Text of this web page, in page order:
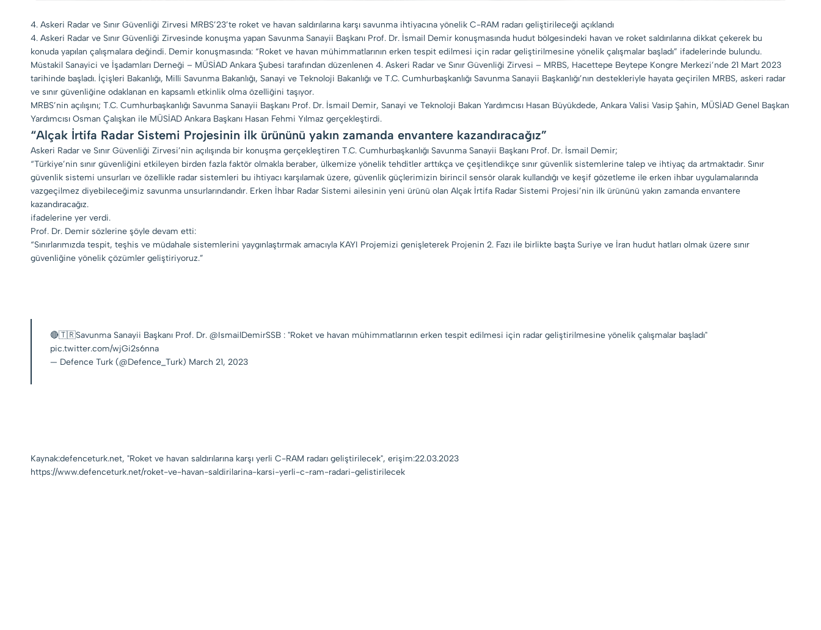
4. Askeri Radar ve Sınır Güvenliği Zirvesi MRBS’23’te roket ve havan saldırılarına karşı savunma ihtiyacına yönelik C-RAM radarı geliştirileceği açıklandı
4. Askeri Radar ve Sınır Güvenliği Zirvesinde konuşma yapan Savunma Sanayii Başkanı Prof. Dr. İsmail Demir konuşmasında hudut bölgesindeki havan ve roket saldırılarına dikkat çekerek bu
konuda yapılan çalışmalara değindi. Demir konuşmasında: “Roket ve havan mühimmatlarının erken tespit edilmesi için radar geliştirilmesine yönelik çalışmalar başladı” ifadelerinde bulundu.
Müstakil Sanayici ve İşadamları Derneği – MÜSİAD Ankara Şubesi tarafından düzenlenen 4. Askeri Radar ve Sınır Güvenliği Zirvesi – MRBS, Hacettepe Beytepe Kongre Merkezi’nde 21 Mart 2023
tarihinde başladı. İçişleri Bakanlığı, Milli Savunma Bakanlığı, Sanayi ve Teknoloji Bakanlığı ve T.C. Cumhurbaşkanlığı Savunma Sanayii Başkanlığı’nın destekleriyle hayata geçirilen MRBS, askeri radar
ve sınır güvenliğine odaklanan en kapsamlı etkinlik olma özelliğini taşıyor.
MRBS’nin açılışını; T.C. Cumhurbaşkanlığı Savunma Sanayii Başkanı Prof. Dr. İsmail Demir, Sanayi ve Teknoloji Bakan Yardımcısı Hasan Büyükdede, Ankara Valisi Vasip Şahin, MÜSİAD Genel Başkan
Yardımcısı Osman Çalışkan ile MÜSİAD Ankara Başkanı Hasan Fehmi Yılmaz gerçekleştirdi.
“Alçak İrtifa Radar Sistemi Projesinin ilk ürününü yakın zamanda envantere kazandıracağız”
Askeri Radar ve Sınır Güvenliği Zirvesi’nin açılışında bir konuşma gerçekleştiren T.C. Cumhurbaşkanlığı Savunma Sanayii Başkanı Prof. Dr. İsmail Demir;
“Türkiye’nin sınır güvenliğini etkileyen birden fazla faktör olmakla beraber, ülkemize yönelik tehditler arttıkça ve çeşitlendikçe sınır güvenlik sistemlerine talep ve ihtiyaç da artmaktadır. Sınır
güvenlik sistemi unsurları ve özellikle radar sistemleri bu ihtiyacı karşılamak üzere, güvenlik güçlerimizin birincil sensör olarak kullandığı ve keşif gözetleme ile erken ihbar uygulamalarında
vazgeçilmez diyebileceğimiz savunma unsurlarındandır. Erken İhbar Radar Sistemi ailesinin yeni ürünü olan Alçak İrtifa Radar Sistemi Projesi’nin ilk ürününü yakın zamanda envantere
kazandıracağız.
ifadelerine yer verdi.
Prof. Dr. Demir sözlerine şöyle devam etti:
“Sınırlarımızda tespit, teşhis ve müdahale sistemlerini yaygınlaştırmak amacıyla KAYI Projemizi genişleterek Projenin 2. Fazı ile birlikte başta Suriye ve İran hudut hatları olmak üzere sınır
güvenliğine yönelik çözümler geliştiriyoruz.”
🔴🇹🇷Savunma Sanayii Başkanı Prof. Dr. @IsmailDemirSSB : "Roket ve havan mühimmatlarının erken tespit edilmesi için radar geliştirilmesine yönelik çalışmalar başladı"
pic.twitter.com/wjGi2s6nna
— Defence Turk (@Defence_Turk) March 21, 2023
Kaynak:defenceturk.net, "Roket ve havan saldırılarına karşı yerli C-RAM radarı geliştirilecek", erişim:22.03.2023
https://www.defenceturk.net/roket-ve-havan-saldirilarina-karsi-yerli-c-ram-radari-gelistirilecek